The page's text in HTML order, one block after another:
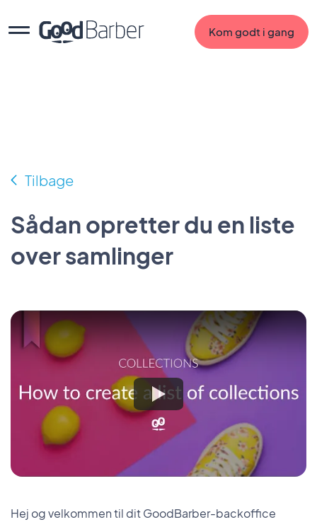
Kom godt i gang
Tilbage
Sådan opretter du en liste
over samlinger
Hej og velkommen til dit GoodBarber-backoffice